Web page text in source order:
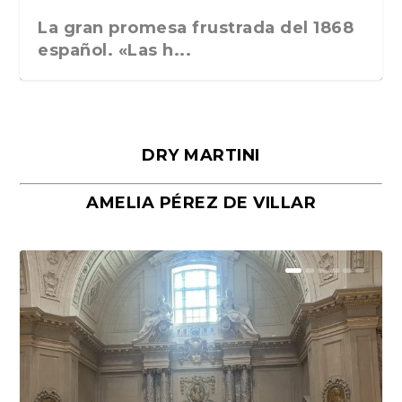
La gran promesa frustrada del 1868
español. «Las h...
Málaga, verso en azul, de Rafael
Porras y Salvador...
«La cocina hebrea. Alimentación
del pueblo judío e...
DRY MARTINI
AMELIA PÉREZ DE VILLAR